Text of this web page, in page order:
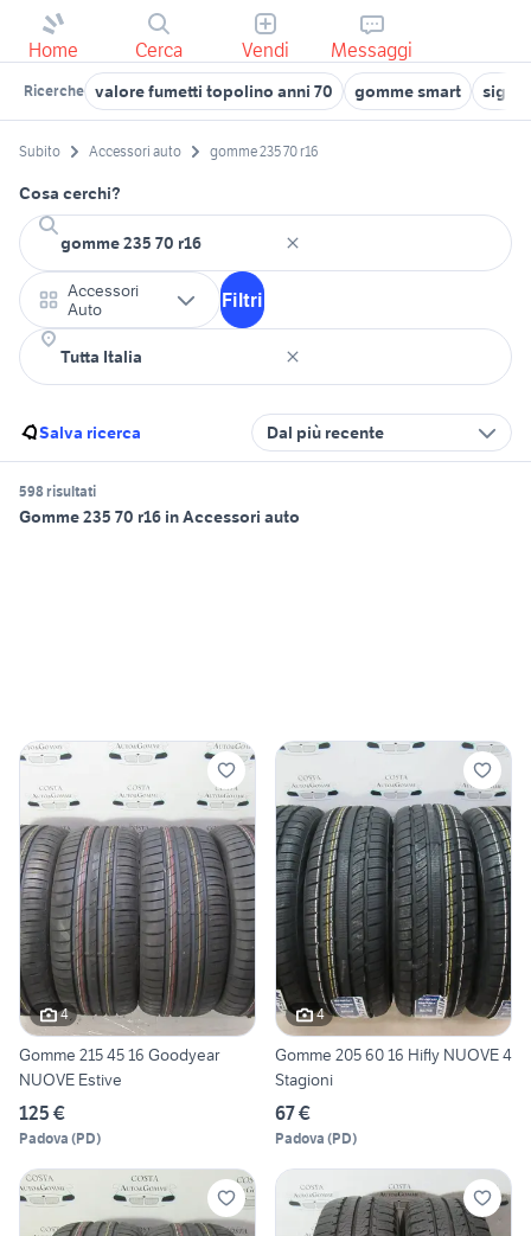
Home Cerca Vendi Messaggi
Ricerche valore fumetti topolino anni 70 gomme smart
Subito Accessori auto gomme 235 70 r16
Cosa cerchi?
Accessori
Auto
Filtri
Salva ricerca Dal più recente
598 risultati
Gomme 235 70 r16 in Accessori auto
4
Gomme 215 45 16 Goodyear
NUOVE Estive
125 €
Padova (PD)
4
Gomme 205 60 16 Hifly NUOVE 4
Stagioni
67 €
Padova (PD)